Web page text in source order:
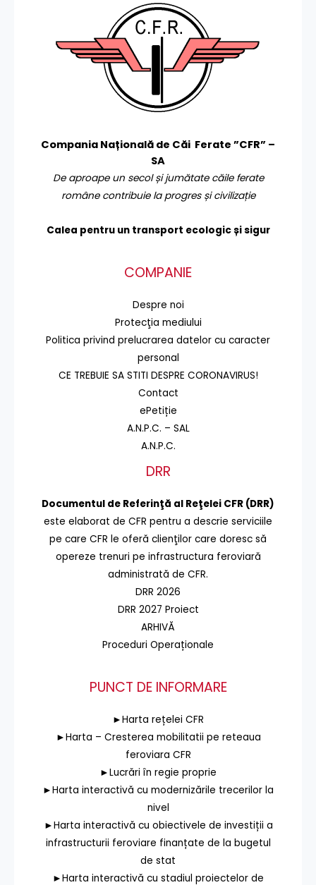
Compania Națională de Căi Ferate ”CFR” –
SA
De aproape un secol și jumătate căile ferate
române contribuie la progres și civilizație
Calea pentru un transport ecologic și sigur
COMPANIE
Despre noi
Protecţia mediului
Politica privind prelucrarea datelor cu caracter
personal
CE TREBUIE SA STITI DESPRE CORONAVIRUS!
Contact
ePetiție
A.N.P.C. – SAL
A.N.P.C.
DRR
Documentul de Referinţă al Reţelei CFR (DRR)
este elaborat de CFR pentru a descrie serviciile
pe care CFR le oferă clienţilor care doresc să
opereze trenuri pe infrastructura feroviară
administrată de CFR.
DRR 2026
DRR 2027 Proiect
ARHIVĂ
Proceduri Operaționale
PUNCT DE INFORMARE
►Harta rețelei CFR
►Harta – Cresterea mobilitatii pe reteaua
feroviara CFR
►Lucrări în regie proprie
►Harta interactivă cu modernizările trecerilor la
nivel
►Harta interactivă cu obiectivele de investiții a
infrastructurii feroviare finanțate de la bugetul
de stat
►Harta interactivă cu stadiul proiectelor de